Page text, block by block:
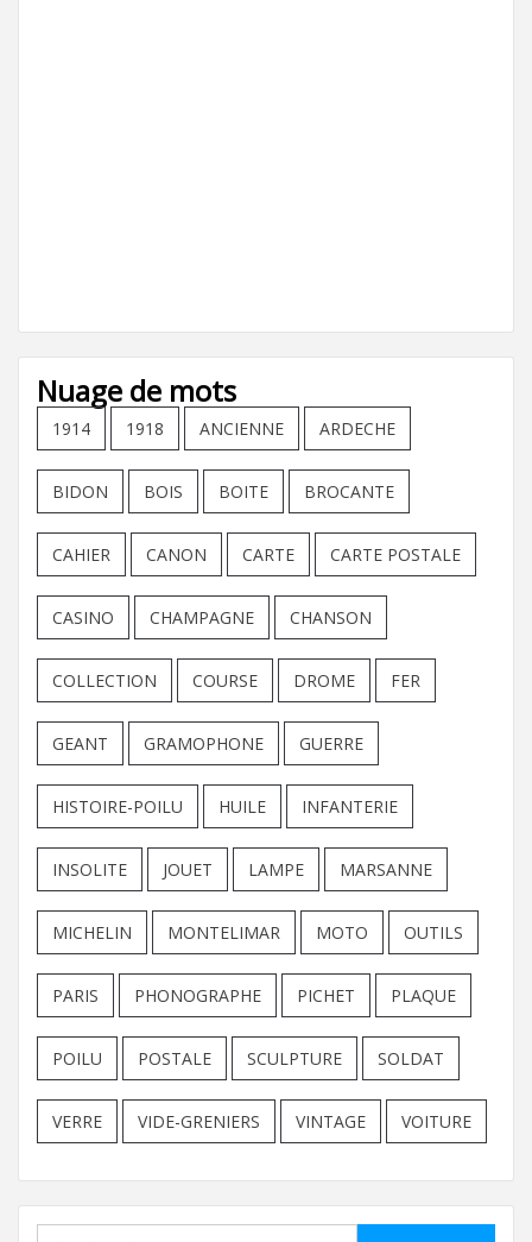
Nuage de mots
1914 1918 ANCIENNE ARDECHE
BIDON BOIS BOITE BROCANTE
CAHIER CANON CARTE CARTE POSTALE
CASINO CHAMPAGNE CHANSON
COLLECTION COURSE DROME FER
GEANT GRAMOPHONE GUERRE
HISTOIRE-POILU HUILE INFANTERIE
INSOLITE JOUET LAMPE MARSANNE
MICHELIN MONTELIMAR MOTO OUTILS
PARIS PHONOGRAPHE PICHET PLAQUE
POILU POSTALE SCULPTURE SOLDAT
VERRE VIDE-GRENIERS VINTAGE VOITURE